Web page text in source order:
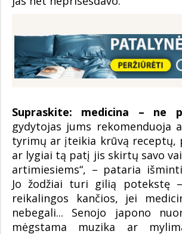
Supraskite: medicina – ne
gydytojas jums rekomenduoja
tyrimų ar įteikia krūvą receptų,
ar lygiai tą patį jis skirtų savo
artimiesiems“, – pataria
Jo žodžiai turi gilią potekstę
reikalingos kančios, jei
nebegali... Senojo japono
mėgstama muzika ar